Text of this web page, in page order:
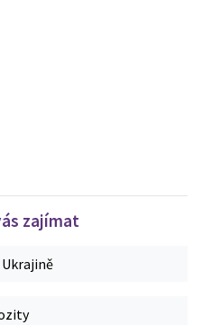
zajímat